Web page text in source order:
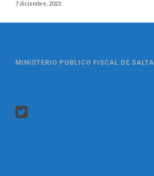
7 diciembre, 2023
MINISTERIO PUBLICO FISCAL DE SALTA